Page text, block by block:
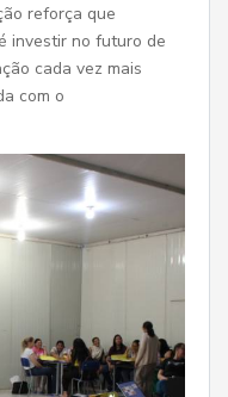
reforça que
investir no futuro de
cada vez mais
com o